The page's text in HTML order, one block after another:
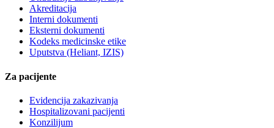
Akreditacija
Interni dokumenti
Eksterni dokumenti
Kodeks medicinske etike
Uputstva (Heliant, IZIS)
Za pacijente
Evidencija zakazivanja
Hospitalizovani pacijenti
Konzilijum